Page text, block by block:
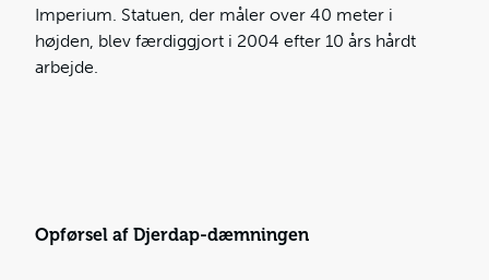
Imperium. Statuen, der måler over 40 meter i
højden, blev færdiggjort i 2004 efter 10 års hårdt
arbejde.
Opførsel af Djerdap-dæmningen